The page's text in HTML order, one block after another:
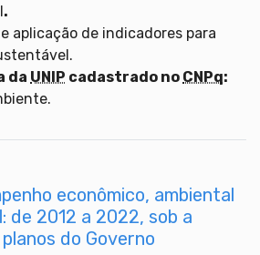
.
aplicação de indicadores para
da UNIP cadastrado no CNPq:
econômico, ambiental
de 2012 a 2022, sob a
do Governo